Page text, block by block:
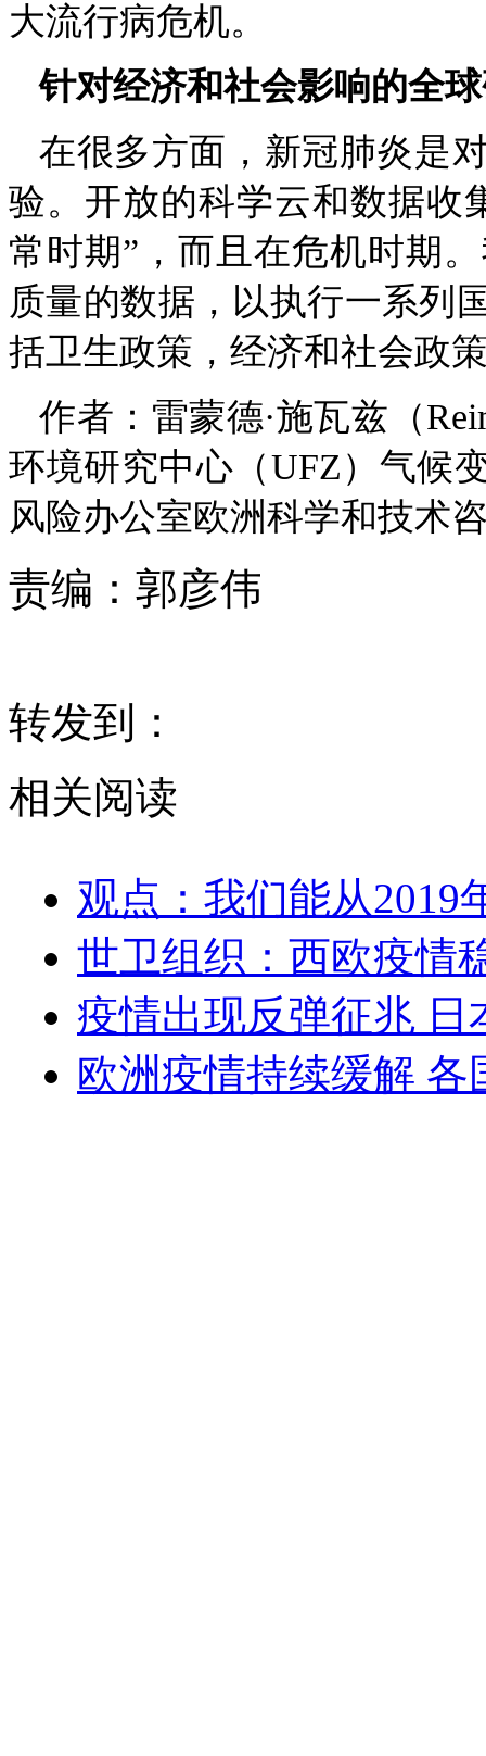
大流行病危机。
针对经济和社会影响的全
在很多方面，新冠肺炎是
验。开放的科学云和数据收
常时期”，而且在危机时期
质量的数据，以执行一系
括卫生政策，经济和社会政
作者：雷蒙德·施瓦兹（
环境研究中心（UFZ）气候
风险办公室欧洲科学和技术
责编： 郭彦伟
转发到：
相关阅读
观点：我们能从2019
世卫组织：西欧疫情
疫情出现反弹征兆 日
欧洲疫情持续缓解